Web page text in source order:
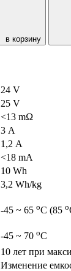
в корзину
24 V
25 V
<13 mΩ
3 А
1,2 А
<18 mА
10 Wh
3,2 Wh/kg
-45 ~ 65 oC (85 o
-45 ~ 70 oC
10 лет при
Изменение